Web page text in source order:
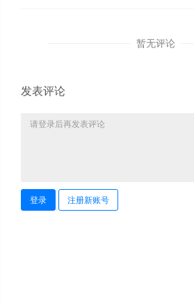
暂无评论
发表评论
登录 注册新账号